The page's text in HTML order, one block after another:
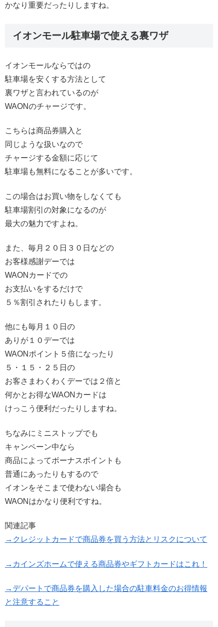
かなり重要だったりしますね。
イオンモール駐車場で使える裏ワザ
イオンモールならではの
駐車場を安くする方法として
裏ワザと言われているのが
WAONのチャージです。
こちらは商品券購入と
同じような扱いなので
チャージする金額に応じて
駐車場も無料になることが多いです。
この場合はお買い物をしなくても
駐車場割引の対象になるのが
最大の魅力ですよね。
また、毎月２０日３０日などの
お客様感謝デーでは
WAONカードでの
お支払いをするだけで
５％割引されたりもします。
他にも毎月１０日の
ありが１０デーでは
WAONポイント５倍になったり
５・１５・２５日の
お客さまわくわくデーでは２倍と
何かとお得なWAONカードは
けっこう便利だったりしますね。
ちなみにミニストップでも
キャンペーン中なら
商品によってボーナスポイントも
普通にあったりもするので
イオンをそこまで使わない場合も
WAONはかなり便利ですね。
関連記事
→クレジットカードで商品券を買う方法とリスクについて
→カインズホームで使える商品券やギフトカードはこれ！
→デパートで商品券を購入した場合の駐車料金のお得情報
と注意すること